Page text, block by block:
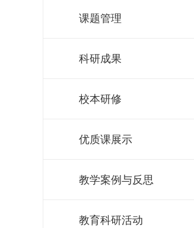
课题管理
科研成果
校本研修
优质课展示
教学案例与反思
教育科研活动